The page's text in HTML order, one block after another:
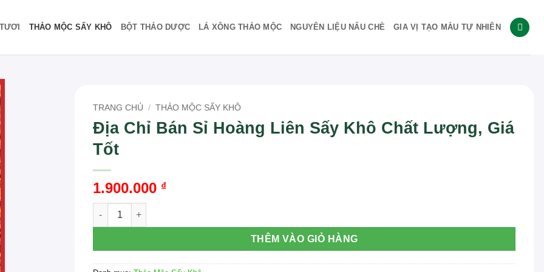
THẢO MỘC SẤY KHÔ BỘT THẢO DƯỢC LÁ XÔNG THẢO MỘC NGUYÊN LIỆU NẤU CHÈ GIA VỊ TẠO MÀU TỰ NHIÊN
TRANG CHỦ / THẢO MỘC SẤY KHÔ
Địa Chỉ Bán Sỉ Hoàng Liên Sấy Khô Chất Lượng, Giá
Tốt
1.900.000 ₫
Địa Chỉ Bán Sỉ Hoàng Liên Sấy Khô Chất Lượng, Giá Tốt số lượng
THÊM VÀO GIỎ HÀNG